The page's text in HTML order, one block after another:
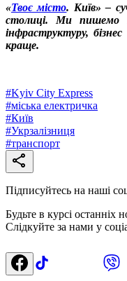
«Твоє місто. Київ» –
столиці. Ми пишемо
інфраструктуру,
краще.
#Kyiv City Express
#міська електричка
#Київ
#Укрзалізниця
#транспорт
Підписуйтесь на наші
Будьте в курсі останніх
Слідкуйте за нами у